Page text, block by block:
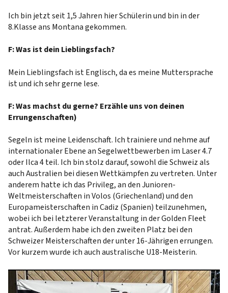
Ich bin jetzt seit 1,5 Jahren hier Schülerin und bin in der
8.Klasse ans Montana gekommen.
F: Was ist dein Lieblingsfach?
Mein Lieblingsfach ist Englisch, da es meine Muttersprache
ist und ich sehr gerne lese.
F: Was machst du gerne? Erzähle uns von deinen
Errungenschaften)
Segeln ist meine Leidenschaft. Ich trainiere und nehme auf
internationaler Ebene an Segelwettbewerben im Laser 4.7
oder Ilca 4 teil. Ich bin stolz darauf, sowohl die Schweiz als
auch Australien bei diesen Wettkämpfen zu vertreten. Unter
anderem hatte ich das Privileg, an den Junioren-
Weltmeisterschaften in Volos (Griechenland) und den
Europameisterschaften in Cadiz (Spanien) teilzunehmen,
wobei ich bei letzterer Veranstaltung in der Golden Fleet
antrat. Außerdem habe ich den zweiten Platz bei den
Schweizer Meisterschaften der unter 16-Jährigen errungen.
Vor kurzem wurde ich auch australische U18-Meisterin.